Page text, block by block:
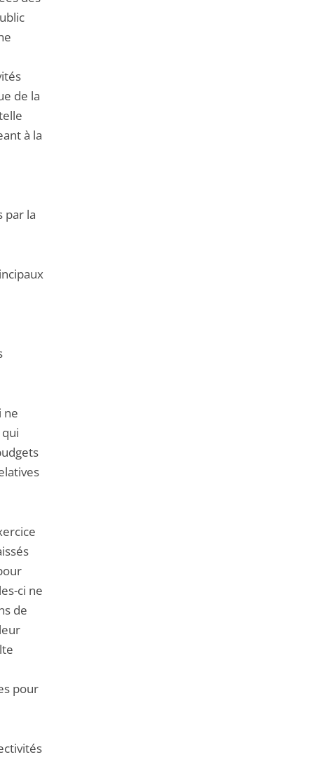
de la
à la
par la
ne
ci ne
de
pour